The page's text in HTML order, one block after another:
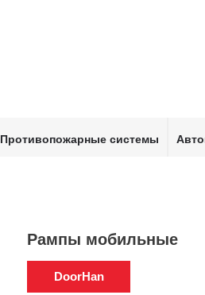
Противопожарные системы
Рампы мобильные
DoorHan